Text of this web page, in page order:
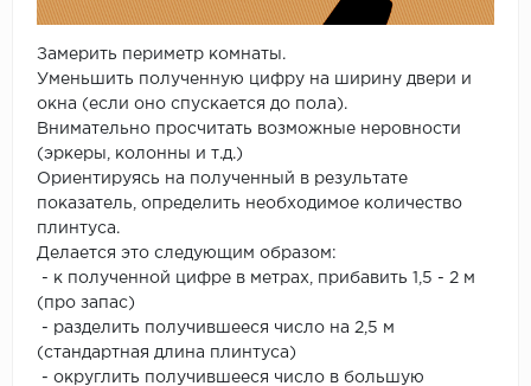
Замерить периметр комнаты.
Уменьшить полученную цифру на ширину двери и
окна (если оно спускается до пола).
Внимательно просчитать возможные неровности
(эркеры, колонны и т.д.)
Ориентируясь на полученный в результате
показатель, определить необходимое количество
плинтуса.
Делается это следующим образом:
- к полученной цифре в метрах, прибавить 1,5 - 2 м
(про запас)
- разделить получившееся число на 2,5 м
(стандартная длина плинтуса)
- округлить получившееся число в большую